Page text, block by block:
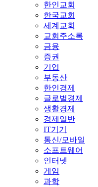
한인교회
한국교회
세계교회
교회주소록
금융
증권
기업
부동산
한인경제
글로벌경제
생활경제
경제일반
IT기기
통신/모바일
소프트웨어
인터넷
게임
과학